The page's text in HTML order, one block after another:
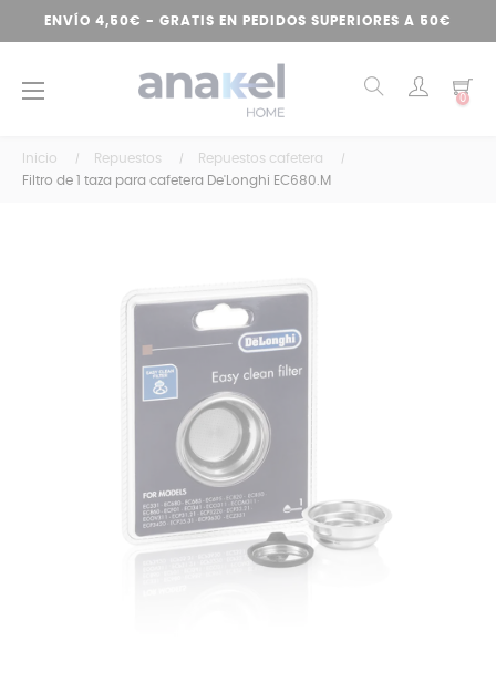
ENVÍO 4,50€ - GRATIS EN PEDIDOS SUPERIORES A 50€
Navegación
☰ 0
Inicio Repuestos
Repuestos cafetera
Filtro de 1 taza para cafetera De'Longhi EC680.M